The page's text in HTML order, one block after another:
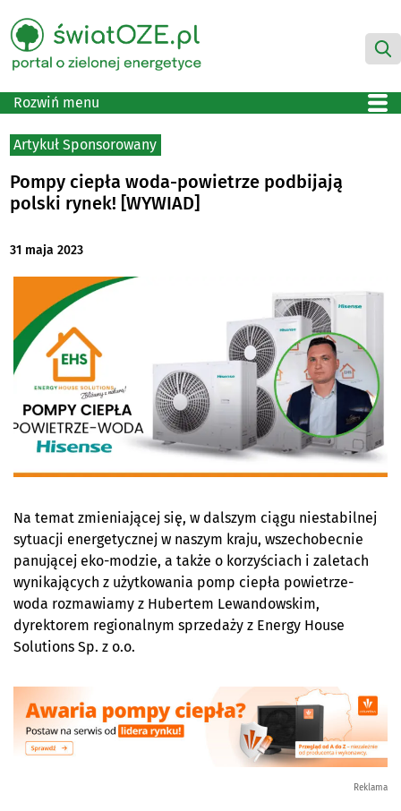
Rozwiń menu
Artykuł Sponsorowany
Pompy ciepła woda-powietrze podbijają
polski rynek! [WYWIAD]
31 maja 2023
Na temat zmieniającej się, w dalszym ciągu niestabilnej
sytuacji energetycznej w naszym kraju, wszechobecnie
panującej eko-modzie, a także o korzyściach i zaletach
wynikających z użytkowania pomp ciepła powietrze-
woda rozmawiamy z Hubertem Lewandowskim,
dyrektorem regionalnym sprzedaży z Energy House
Solutions Sp. z o.o.
Reklama